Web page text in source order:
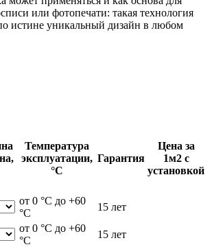
или фотопечати: такая технология
истине уникальный дизайн в любом
Температура
эксплуатации,
°С
Гарантия
Цена за
1м2 с
установкой
от 0 °С до +60
°С
15 лет
от 0 °С до +60
°С
15 лет